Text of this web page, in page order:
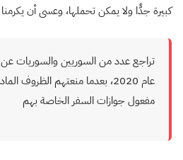
كبيرة جدًّا ولا يمكن تحملها، وعسى أن يكرمنا
تراجع عدد من السوريين والسوريات
عام 2020، بعدما منعتهم الظروف
مفعول جوازات السفر الخاصة بهم